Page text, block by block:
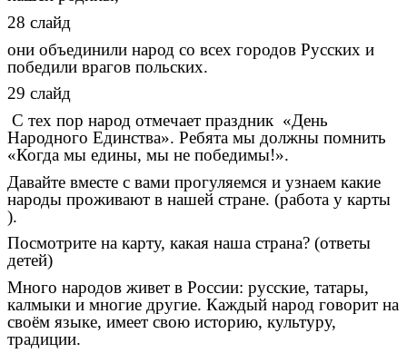
28 слайд
они объединили народ со всех городов Русских и
победили врагов польских.
29 слайд
С тех пор народ отмечает праздник «День
Народного Единства». Ребята мы должны помнить
«Когда мы едины, мы не победимы!».
Давайте вместе с вами прогуляемся и узнаем какие
народы проживают в нашей стране. (работа у карты
).
Посмотрите на карту, какая наша страна? (ответы
детей)
Много народов живет в России: русские, татары,
калмыки и многие другие. Каждый народ говорит на
своём языке, имеет свою историю, культуру,
традиции.